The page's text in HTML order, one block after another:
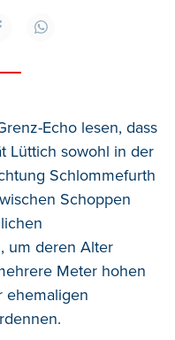
Echo lesen, dass
Lüttich sowohl in der
Schlommefurth
Schoppen
um deren Alter
Meter hohen
ehemaligen